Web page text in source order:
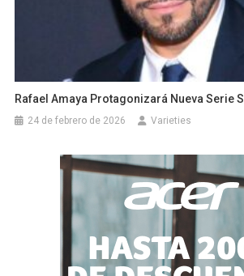
Rafael Amaya Protagonizará Nueva Serie
24 de febrero de 2026 Varieties